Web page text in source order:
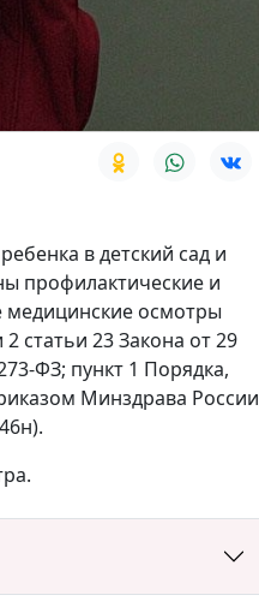
в детский сад и
профилактические и
медицинские осмотры
статьи 23 Закона от 29
ФЗ; пункт 1 Порядка,
Минздрава России